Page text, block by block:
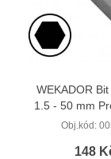
WEKADOR
1.5 - 50 mm
Obj.kód:
148